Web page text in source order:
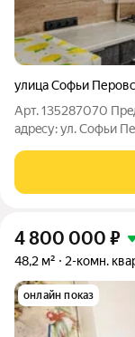
улица Софьи
Арт. 135287070
aдрeсу: ул. Софьи
места. Подъезд
новый лифт.
4 800 000 ₽
48,2 м² 2-комн.
онлайн показ